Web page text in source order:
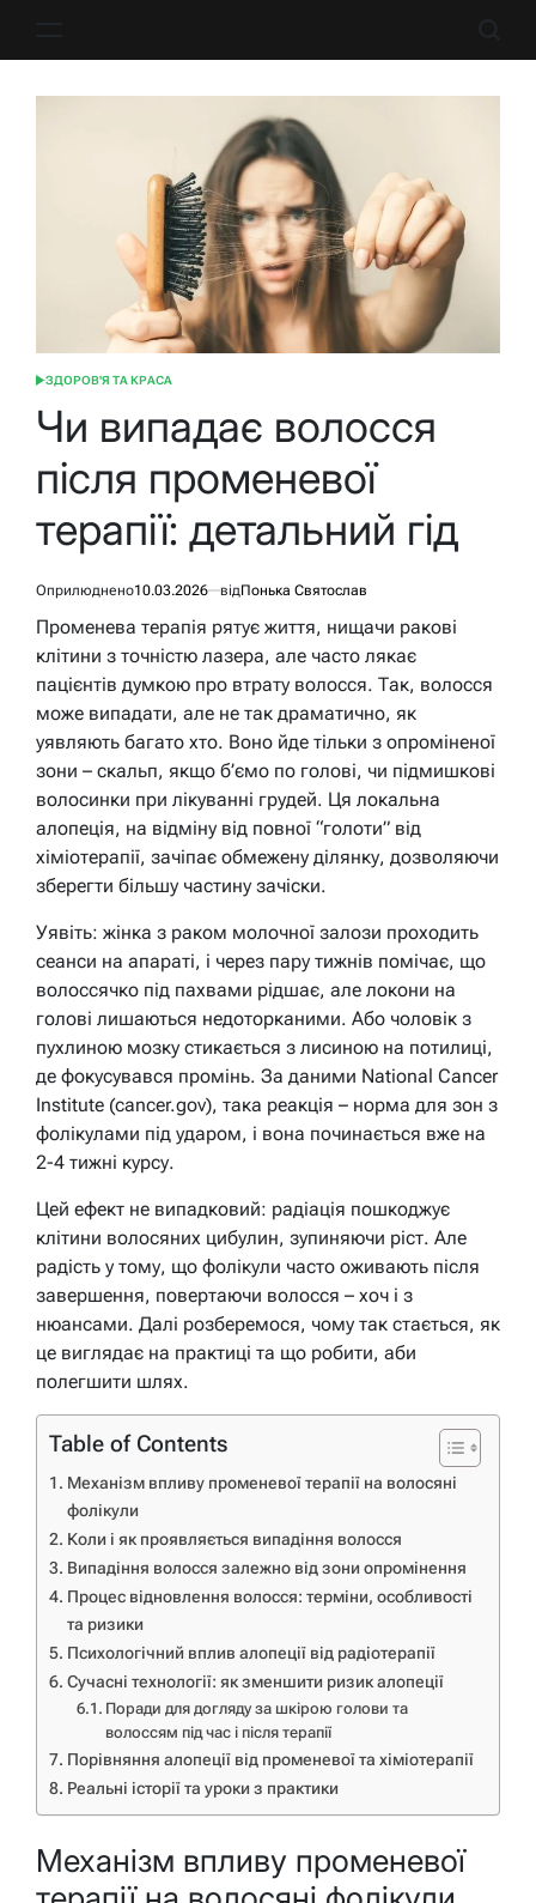
ОПУБЛІКУВАТИ
ЗДОРОВ'Я ТА КРАСА
Чи випадає волосся
після променевої
терапії: детальний гід
Оприлюднено10.03.2026 відПонька Святослав
Променева терапія рятує життя, нищачи ракові
клітини з точністю лазера, але часто лякає
пацієнтів думкою про втрату волосся. Так, волосся
може випадати, але не так драматично, як
уявляють багато хто. Воно йде тільки з опроміненої
зони – скальп, якщо б’ємо по голові, чи підмишкові
волосинки при лікуванні грудей. Ця локальна
алопеція, на відміну від повної “голоти” від
хіміотерапії, зачіпає обмежену ділянку, дозволяючи
зберегти більшу частину зачіски.
Уявіть: жінка з раком молочної залози проходить
сеанси на апараті, і через пару тижнів помічає, що
волоссячко під пахвами рідшає, але локони на
голові лишаються недоторканими. Або чоловік з
пухлиною мозку стикається з лисиною на потилиці,
де фокусувався промінь. За даними National Cancer
Institute (cancer.gov), така реакція – норма для зон з
фолікулами під ударом, і вона починається вже на
2-4 тижні курсу.
Цей ефект не випадковий: радіація пошкоджує
клітини волосяних цибулин, зупиняючи ріст. Але
радість у тому, що фолікули часто оживають після
завершення, повертаючи волосся – хоч і з
нюансами. Далі розберемося, чому так стається, як
це виглядає на практиці та що робити, аби
полегшити шлях.
Table of Contents
Механізм впливу променевої терапії на волосяні
фолікули
Коли і як проявляється випадіння волосся
Випадіння волосся залежно від зони опромінення
Процес відновлення волосся: терміни, особливості
та ризики
Психологічний вплив алопеції від радіотерапії
Сучасні технології: як зменшити ризик алопеції
Поради для догляду за шкірою голови та
волоссям під час і після терапії
Порівняння алопеції від променевої та хіміотерапії
Реальні історії та уроки з практики
Механізм впливу променевої